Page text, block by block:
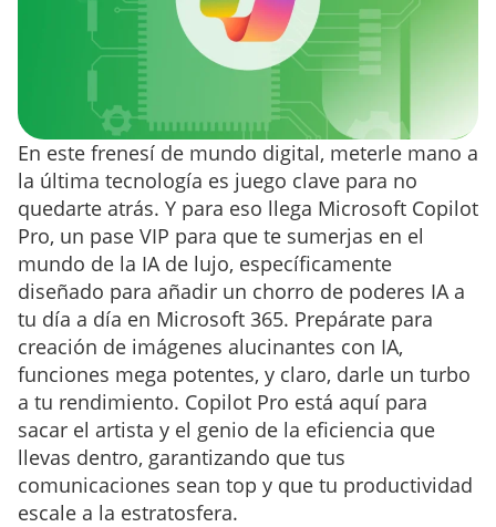
En este frenesí de mundo digital, meterle mano a
la última tecnología es juego clave para no
quedarte atrás. Y para eso llega Microsoft Copilot
Pro, un pase VIP para que te sumerjas en el
mundo de la IA de lujo, específicamente
diseñado para añadir un chorro de poderes IA a
tu día a día en Microsoft 365. Prepárate para
creación de imágenes alucinantes con IA,
funciones mega potentes, y claro, darle un turbo
a tu rendimiento. Copilot Pro está aquí para
sacar el artista y el genio de la eficiencia que
llevas dentro, garantizando que tus
comunicaciones sean top y que tu productividad
escale a la estratosfera.